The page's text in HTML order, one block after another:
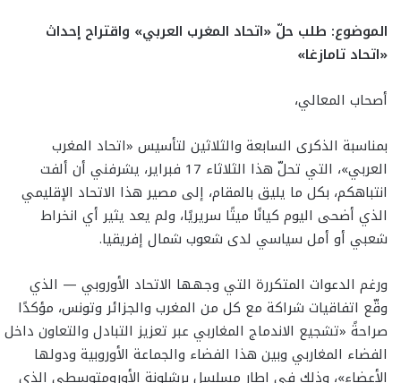
الموضوع: طلب حلّ «اتحاد المغرب العربي» واقتراح إحداث
«اتحاد تامازغا»
أصحاب المعالي،
بمناسبة الذكرى السابعة والثلاثين لتأسيس «اتحاد المغرب
العربي»، التي تحلّ هذا الثلاثاء 17 فبراير، يشرفني أن ألفت
انتباهكم، بكل ما يليق بالمقام، إلى مصير هذا الاتحاد الإقليمي
الذي أضحى اليوم كيانًا ميتًا سريريًا، ولم يعد يثير أي انخراط
شعبي أو أمل سياسي لدى شعوب شمال إفريقيا.
ورغم الدعوات المتكررة التي وجهها الاتحاد الأوروبي — الذي
وقّع اتفاقيات شراكة مع كل من المغرب والجزائر وتونس، مؤكدًا
صراحةً «تشجيع الاندماج المغاربي عبر تعزيز التبادل والتعاون داخل
الفضاء المغاربي وبين هذا الفضاء والجماعة الأوروبية ودولها
الأعضاء»، وذلك في إطار مسلسل برشلونة الأورومتوسطي الذي